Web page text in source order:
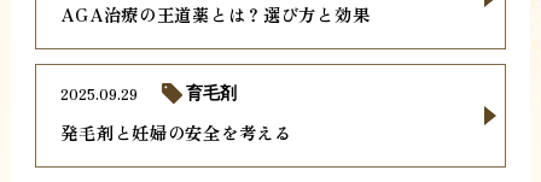
AGA治療の王道薬とは？選び方と効果
発毛剤と妊婦の安全を考える
2025.09.29 育毛剤